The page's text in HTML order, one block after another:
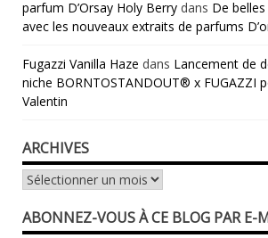
parfum D’Orsay Holy Berry dans De
avec les nouveaux extraits de parfums
Fugazzi Vanilla Haze dans Lancement de
niche BORNTOSTANDOUT® x FUGAZZI
Valentin
ARCHIVES
Archives
ABONNEZ-VOUS À CE BLOG PAR E-